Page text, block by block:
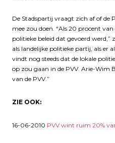
De Stadspartij vraagt zich af of de
mee zou doen. “Als 20 procent
politieke beleid dat gevoerd werd,”
als landelijke politieke partij, als er
vindt nog steeds dat de lokale
op zou gaan in de PVV. Arie-Wim
van de PVV.”
ZIE OOK:
16-06-2010 PVV wint ruim 20%